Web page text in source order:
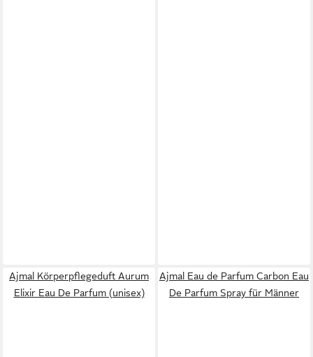
Ajmal Körperpflegeduft Aurum
Elixir Eau De Parfum (unisex)
Ajmal Eau de Parfum Carbon Eau
De Parfum Spray für Männer